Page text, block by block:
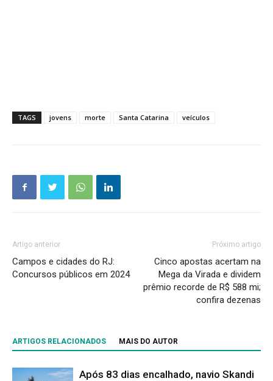
TAGS jovens morte Santa Catarina veículos
Artigo anterior
Campos e cidades do RJ:
Concursos públicos em 2024
Próximo artigo
Cinco apostas acertam na
Mega da Virada e dividem
prêmio recorde de R$ 588 mi;
confira dezenas
ARTIGOS RELACIONADOS MAIS DO AUTOR
Após 83 dias encalhado, navio Skandi